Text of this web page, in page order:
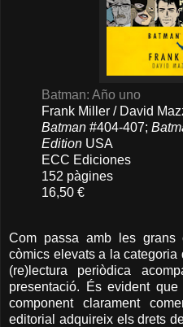
Batman: Año uno
Frank Miller / David
Batman #404-407;
Edition USA
ECC Ediciones
152 pàgines
16,50 €
Com passa amb les
còmics elevats a la
(re)lectura periòdica
presentació. És evident
component clarament
editorial adquireix els drets